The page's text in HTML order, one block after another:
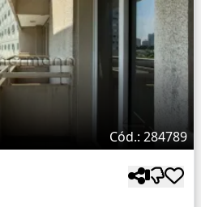
Cód.: 284789